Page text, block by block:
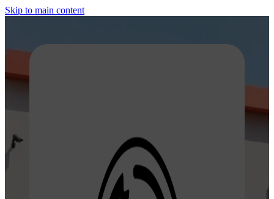
Skip to main content